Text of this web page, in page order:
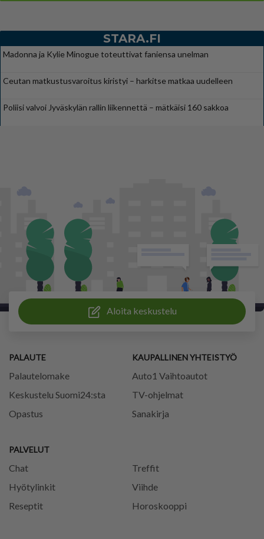
STARA.FI
Madonna ja Kylie Minogue toteuttivat faniensa unelman
Ceutan matkustusvaroitus kiristyi – harkitse matkaa uudelleen
Poliisi valvoi Jyväskylän rallin liikennettä – mätkäisi 160 sakkoa
Aloita keskustelu
PALAUTE
Palautelomake
Keskustelu Suomi24:sta
Opastus
PALVELUT
Chat
Treffit
Hyötylinkit
Viihde
Reseptit
Horoskooppi
KAUPALLINEN YHTEISTYÖ
Auto1 Vaihtoautot
TV-ohjelmat
Sanakirja